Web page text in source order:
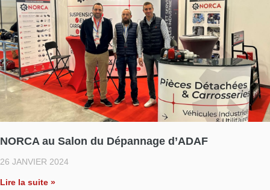
NORCA au Salon du Dépannage d’ADAF
26 JANVIER 2024
Lire la suite »